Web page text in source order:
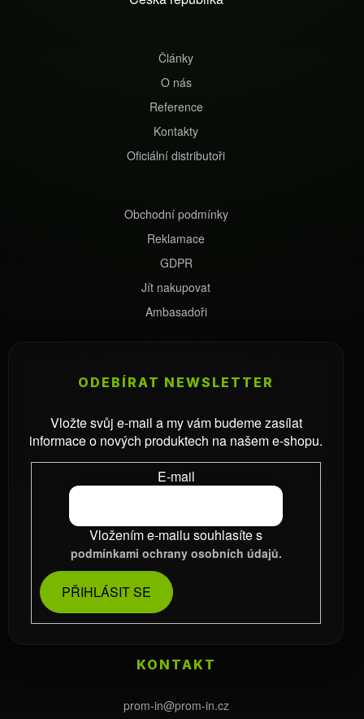
Články
O nás
Reference
Kontakty
Oficiální distributoři
Obchodní podmínky
Reklamace
GDPR
Jít nakupovat
Ambasadoři
ODEBÍRAT NEWSLETTER
Vložte svůj e-mail a my vám budeme zasílat
informace o nových produktech na našem e-shopu.
E-mail
Vložením e-mailu souhlasíte s
podmínkami ochrany osobních údajů.
PŘIHLÁSIT SE
KONTAKT
prom-in@prom-in.cz